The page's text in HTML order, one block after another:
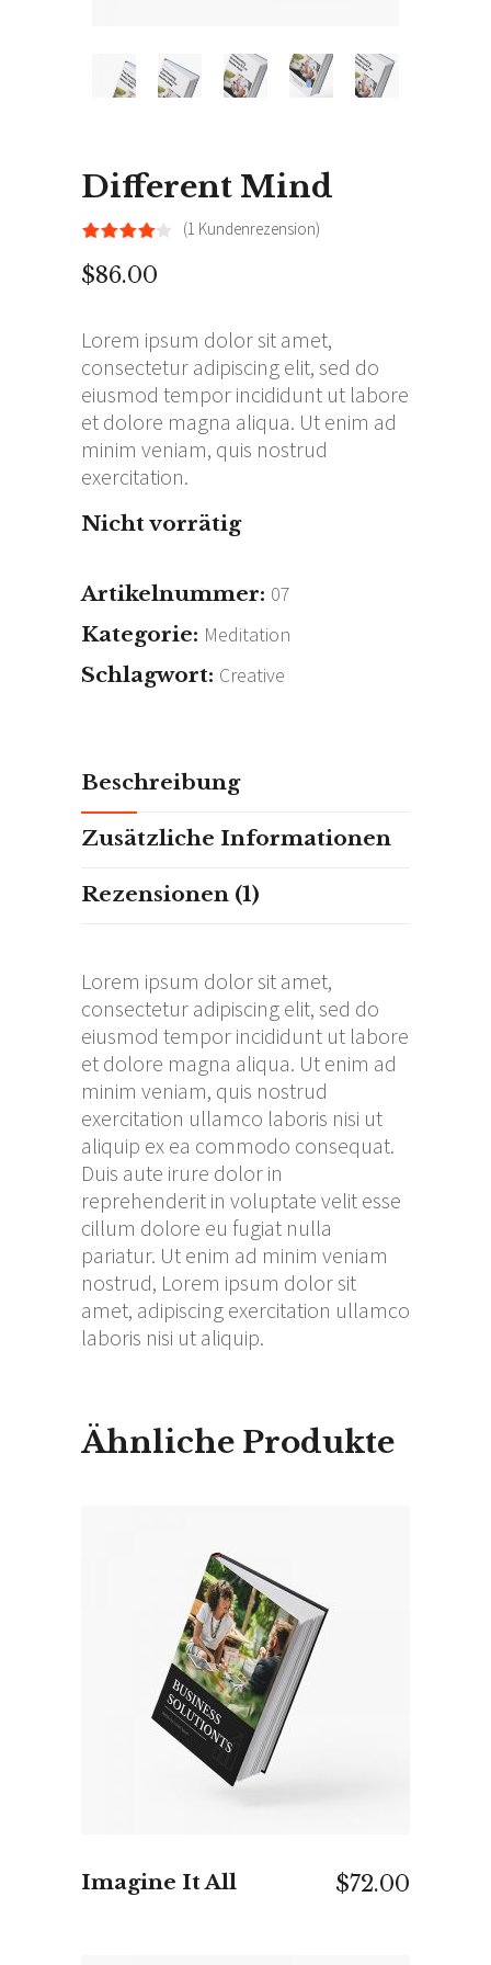
Different Mind
Bewertet
4.00
von
1
Kundenbewertung
(1 Kundenrezension)
$86.00
Lorem ipsum dolor sit amet,
consectetur adipiscing elit, sed do
eiusmod tempor incididunt ut labore
et dolore magna aliqua. Ut enim ad
minim veniam, quis nostrud
exercitation.
Nicht vorrätig
Artikelnummer: 07
Kategorie: Meditation
Schlagwort: Creative
Beschreibung
Zusätzliche Informationen
Rezensionen (1)
Lorem ipsum dolor sit amet,
consectetur adipiscing elit, sed do
eiusmod tempor incididunt ut labore
et dolore magna aliqua. Ut enim ad
minim veniam, quis nostrud
exercitation ullamco laboris nisi ut
aliquip ex ea commodo consequat.
Duis aute irure dolor in
reprehenderit in voluptate velit esse
cillum dolore eu fugiat nulla
pariatur. Ut enim ad minim veniam
nostrud, Lorem ipsum dolor sit
amet, adipiscing exercitation ullamco
laboris nisi ut aliquip.
Ähnliche Produkte
IN DEN WARENKORB
Imagine It All $72.00